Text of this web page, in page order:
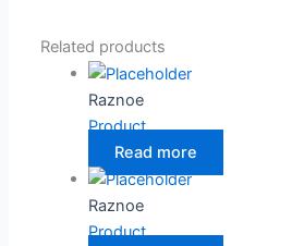
Related products
Raznoe
Product
Read more
Raznoe
Product